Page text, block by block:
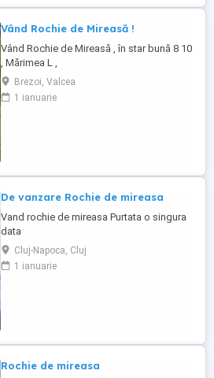
Vând Rochie de Mireasă !
Vând Rochie de Mireasă , în star bună 8 10
, Mărimea L ,
Brezoi, Valcea
1 ianuarie
De vanzare Rochie de mireasa
Vand rochie de mireasa Purtata o singura
data
Cluj-Napoca, Cluj
1 ianuarie
Rochie de mireasa